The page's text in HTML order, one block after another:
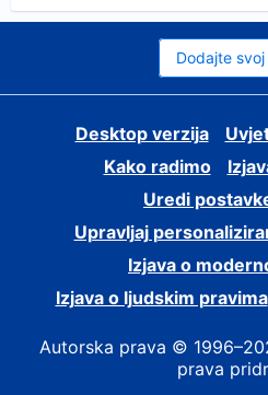
Dodajte
Desktop verzija
Kako radimo
Uredi
Upravljaj
Izjava o
Izjava o ljudskim pravima
Autorska prava ©
prava